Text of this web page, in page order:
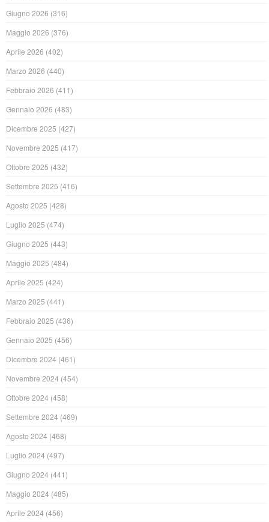
Giugno 2026 (316)
Maggio 2026 (376)
Aprile 2026 (402)
Marzo 2026 (440)
Febbraio 2026 (411)
Gennaio 2026 (483)
Dicembre 2025 (427)
Novembre 2025 (417)
Ottobre 2025 (432)
Settembre 2025 (416)
Agosto 2025 (428)
Luglio 2025 (474)
Giugno 2025 (443)
Maggio 2025 (484)
Aprile 2025 (424)
Marzo 2025 (441)
Febbraio 2025 (436)
Gennaio 2025 (456)
Dicembre 2024 (461)
Novembre 2024 (454)
Ottobre 2024 (458)
Settembre 2024 (469)
Agosto 2024 (468)
Luglio 2024 (497)
Giugno 2024 (441)
Maggio 2024 (485)
Aprile 2024 (456)